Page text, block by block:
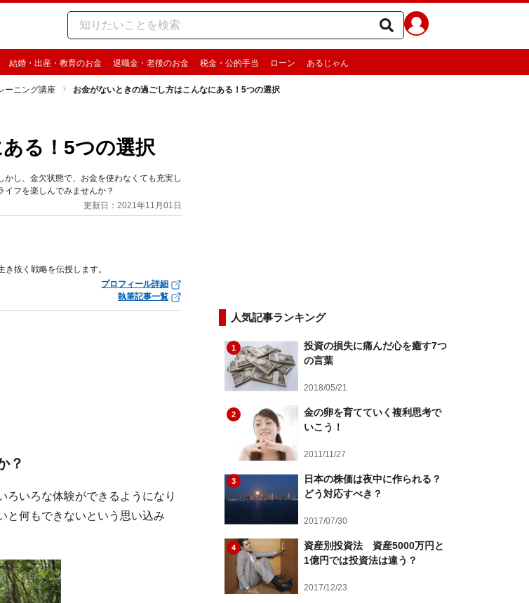
結婚・出産・教育のお金 退職金・老後のお金 税金・公的手当 ローン あるじゃん
ーニング講座 お金がないときの過ごし方はこんなにある！5つの選択
る！5つの選択
し、金欠状態で、お金を使わなくても充実し
フを楽しんでみませんか？
更新日：2021年11月01日
抜く戦略を伝授します。
プロフィール詳細
執筆記事一覧
？
いろな体験ができるようになり
と何もできないという思い込み
人気記事ランキング
1
投資の損失に痛んだ心を癒す7つ
の言葉
2018/05/21
2
金の卵を育てていく複利思考で
いこう！
2011/11/27
3
日本の株価は夜中に作られる？
どう対応すべき？
2017/07/30
4
資産別投資法 資産5000万円と
1億円では投資法は違う？
2017/12/23